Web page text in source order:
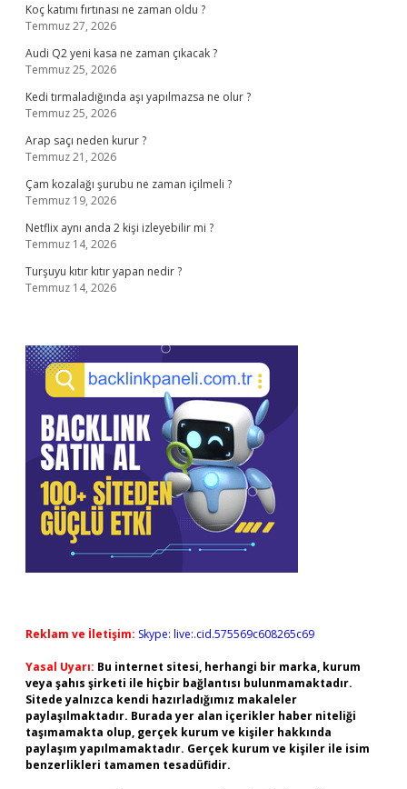
Koç katımı fırtınası ne zaman oldu ?
Temmuz 27, 2026
Audi Q2 yeni kasa ne zaman çıkacak ?
Temmuz 25, 2026
Kedi tırmaladığında aşı yapılmazsa ne olur ?
Temmuz 25, 2026
Arap saçı neden kurur ?
Temmuz 21, 2026
Çam kozalağı şurubu ne zaman içilmeli ?
Temmuz 19, 2026
Netflix aynı anda 2 kişi izleyebilir mi ?
Temmuz 14, 2026
Turşuyu kıtır kıtır yapan nedir ?
Temmuz 14, 2026
Reklam ve İletişim: Skype: live:.cid.575569c608265c69
Yasal Uyarı: Bu internet sitesi, herhangi bir marka, kurum
veya şahıs şirketi ile hiçbir bağlantısı bulunmamaktadır.
Sitede yalnızca kendi hazırladığımız makaleler
paylaşılmaktadır. Burada yer alan içerikler haber niteliği
taşımamakta olup, gerçek kurum ve kişiler hakkında
paylaşım yapılmamaktadır. Gerçek kurum ve kişiler ile isim
benzerlikleri tamamen tesadüfidir.